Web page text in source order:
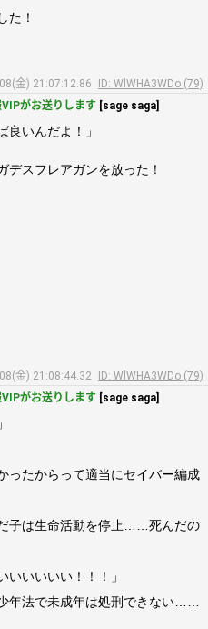
た！
金) 21:07:12.86
ID: WlWHA3WDo (79)
がお送りします [sage saga]
良いんだよ！」
デスフレアガンを放った！
金) 21:08:44.32
ID: WlWHA3WDo (79)
がお送りします [sage saga]
ったからって適当にセイバー編成
子は生命活動を停止……死んだの
いいいい！！！」
年法で未成年は処刑できない……